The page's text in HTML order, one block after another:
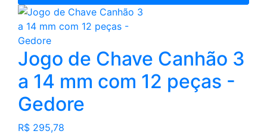
Jogo de Chave Canhão 3
a 14 mm com 12 peças -
Gedore
R$ 295,78